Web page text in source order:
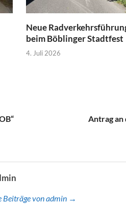
Neue
beim Böblinger Stadtfest
4. Juli 2026
Antrag an
Beiträge von admin →